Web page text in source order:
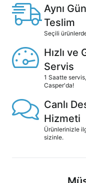
Aynı Gün
Teslim
Seçili
Hızlı ve
Servis
1 Saatte
Casper'da!
Canlı
Hizmeti
Ürünlerinizle
sizinle.